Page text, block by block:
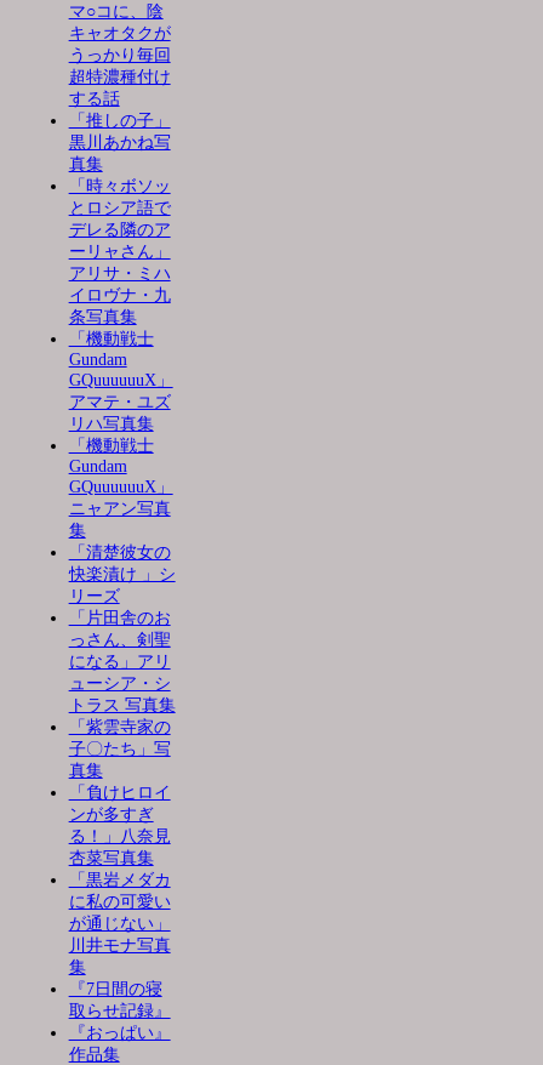
マ○コに、陰
キャオタクが
うっかり毎回
超特濃種付け
する話
「推しの子」
黒川あかね写
真集
「時々ボソッ
とロシア語で
デレる隣のア
ーリャさん」
アリサ・ミハ
イロヴナ・九
条写真集
「機動戦士
Gundam
GQuuuuuuX」
アマテ・ユズ
リハ写真集
「機動戦士
Gundam
GQuuuuuuX」
ニャアン写真
集
「清楚彼女の
快楽漬け 」シ
リーズ
「片田舎のお
っさん、剣聖
になる」アリ
ューシア・シ
トラス 写真集
「紫雲寺家の
子〇たち」写
真集
「負けヒロイ
ンが多すぎ
る！」八奈見
杏菜写真集
「黒岩メダカ
に私の可愛い
が通じない」
川井モナ写真
集
『7日間の寝
取らせ記録』
『おっぱい』
作品集